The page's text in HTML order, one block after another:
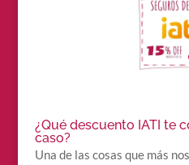
¿Qué descuento IATI te
caso?
Una de las cosas que más